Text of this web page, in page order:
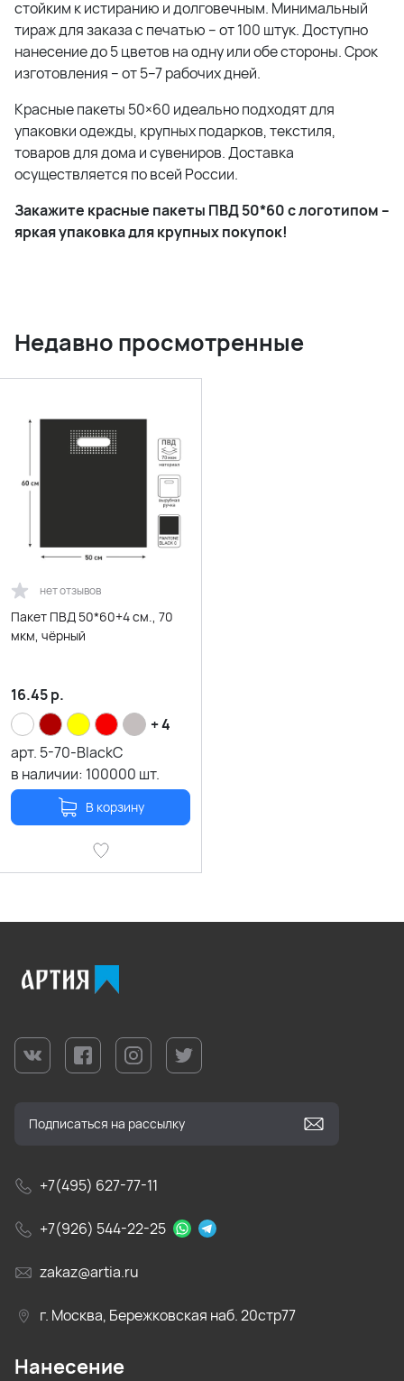
стойким к истиранию и долговечным. Минимальный
тираж для заказа с печатью – от 100 штук. Доступно
нанесение до 5 цветов на одну или обе стороны. Срок
изготовления – от 5–7 рабочих дней.
Красные пакеты 50×60 идеально подходят для
упаковки одежды, крупных подарков, текстиля,
товаров для дома и сувениров. Доставка
осуществляется по всей России.
Закажите красные пакеты ПВД 50*60 с логотипом –
яркая упаковка для крупных покупок!
Недавно просмотренные
нет отзывов
Пакет ПВД 50*60+4 см., 70
мкм, чёрный
16.45р.
+ 4
арт. 5-70-BlackC
в наличии: 100000 шт.
В корзину
+7(495) 627-77-11
+7(926) 544-22-25
zakaz@artia.ru
г. Москва, Бережковская наб. 20стр77
Нанесение